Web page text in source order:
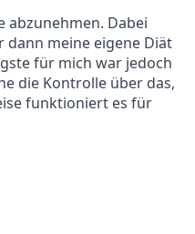
abzunehmen. Dabei
meine eigene Diät
für mich war jedoch
die Kontrolle über das,
funktioniert es für